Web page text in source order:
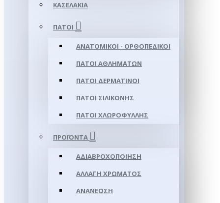
ΚΑΣΕΛΆΚΙΑ
ΠΆΤΟΙ
ΑΝΑΤΟΜΙΚΟΊ - ΟΡΘΟΠΕΔΙΚΟΊ
ΠΆΤΟΙ ΑΘΛΗΜΆΤΩΝ
ΠΆΤΟΙ ΔΕΡΜΆΤΙΝΟΙ
ΠΆΤΟΙ ΣΙΛΙΚΌΝΗΣ
ΠΆΤΟΙ ΧΛΩΡΟΦΎΛΛΗΣ
ΠΡΟΪΌΝΤΑ
ΑΔΙΑΒΡΟΧΟΠΟΊΗΣΗ
ΑΛΛΑΓΉ ΧΡΏΜΑΤΟΣ
ΑΝΑΝΈΩΣΗ